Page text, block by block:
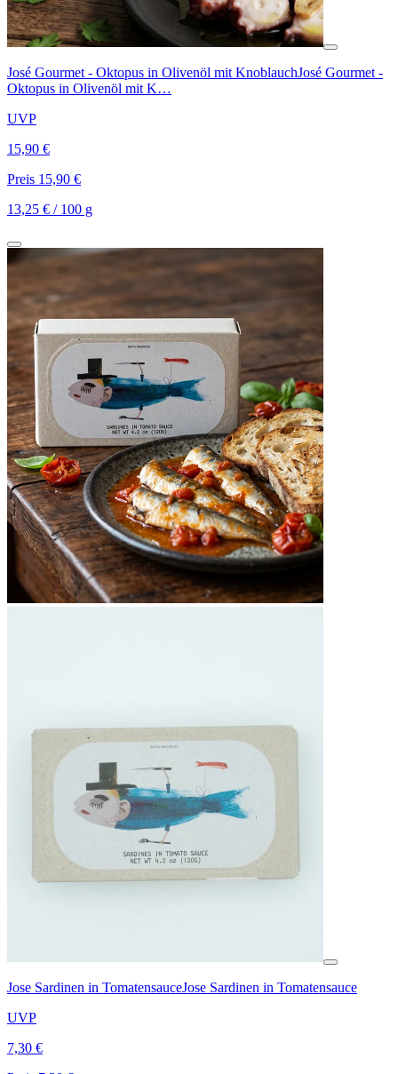
José Gourmet - Oktopus in Olivenöl mit KnoblauchJosé Gourmet -
Oktopus in Olivenöl mit K…
UVP
15,90 €
Preis 15,90 €
13,25 € / 100 g
Jose Sardinen in TomatensauceJose Sardinen in Tomatensauce
UVP
7,30 €